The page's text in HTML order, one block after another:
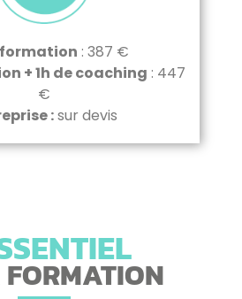
: 387 €
+ 1h de coaching : 447
€
:sur devis